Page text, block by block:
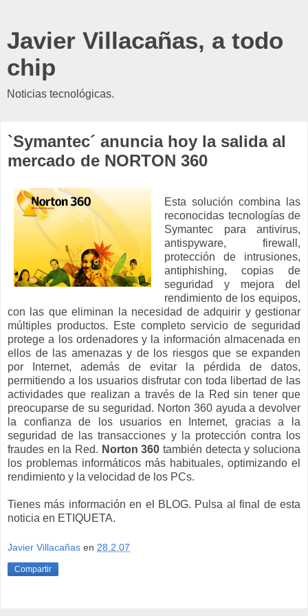
Javier Villacañas, a todo
chip
Noticias tecnológicas.
`Symantec´ anuncia hoy la salida al
mercado de NORTON 360
Esta solución combina las
reconocidas tecnologías de
Symantec para antivirus,
antispyware, firewall,
protección de intrusiones,
antiphishing, copias de
seguridad y mejora del
rendimiento de los equipos,
con las que eliminan la necesidad de adquirir y gestionar
múltiples productos. Este completo servicio de seguridad
protege a los ordenadores y la información almacenada en
ellos de las amenazas y de los riesgos que se expanden
por Internet, además de evitar la pérdida de datos,
permitiendo a los usuarios disfrutar con toda libertad de las
actividades que realizan a través de la Red sin tener que
preocuparse de su seguridad. Norton 360 ayuda a devolver
la confianza de los usuarios en Internet, gracias a la
seguridad de las transacciones y la protección contra los
fraudes en la Red. Norton 360 también detecta y soluciona
los problemas informáticos más habituales, optimizando el
rendimiento y la velocidad de los PCs.
Tienes más información en el BLOG. Pulsa al final de esta
noticia en ETIQUETA.
Javier Villacañas en 28.2.07
Compartir